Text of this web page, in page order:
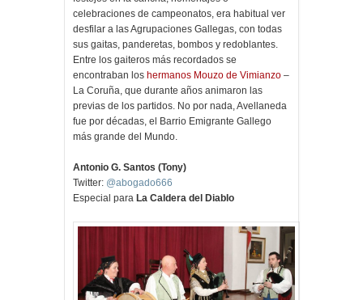
celebraciones de campeonatos, era habitual ver
desfilar a las Agrupaciones Gallegas, con todas
sus gaitas, panderetas, bombos y redoblantes.
Entre los gaiteros más recordados se
encontraban los hermanos Mouzo de Vimianzo –
La Coruña, que durante años animaron las
previas de los partidos. No por nada, Avellaneda
fue por décadas, el Barrio Emigrante Gallego
más grande del Mundo.
Antonio G. Santos (Tony)
Twitter: @abogado666
Especial para La Caldera del Diablo